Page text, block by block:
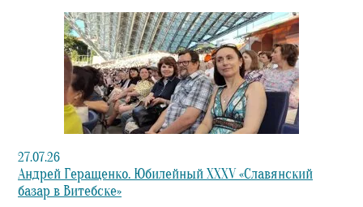
27.07.26
Андрей Геращенко. Юбилейный XXXV «Славянский
базар в Витебске»